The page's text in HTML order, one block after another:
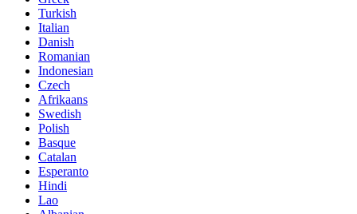
Turkish
Italian
Danish
Romanian
Indonesian
Czech
Afrikaans
Swedish
Polish
Basque
Catalan
Esperanto
Hindi
Lao